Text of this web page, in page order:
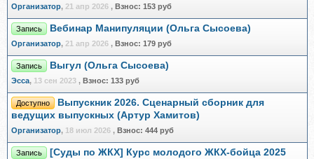
Организатор, 21 апр 2026 , Взнос: 153 руб
Запись Вебинар Манипуляции (Ольга Сысоева)
Организатор, 21 апр 2026 , Взнос: 179 руб
Запись Выгул (Ольга Сысоева)
Эсса, 13 сен 2023 , Взнос: 133 руб
Доступно
Выпускник 2026. Сценарный сборник для
ведущих выпускных (Артур Хамитов)
Организатор, 18 июл 2026 , Взнос: 444 руб
Запись
[Суды по ЖКХ] Курс молодого ЖКХ-бойца 2025